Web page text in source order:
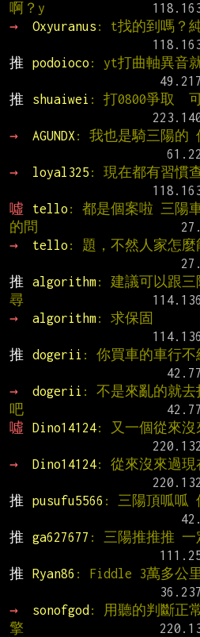
啊？y
→
Oxyuranus : t找的到嗎？
推
podoioco : yt打曲軸異音
推
shuaiwei : 打0800爭取
→
AGUNDX : 我也是騎三陽的
→
loyal325 : 現在都有習慣
噓
tello : 都是個案啦 三陽
的問
→
tello : 題，不然人家怎麼
推
algorithm: 建議可以跟三
尋
→
algorithm: 求保固
推
dogerii : 你買車的車行不
→
dogerii : 不是來亂的就去
吧
噓
Dino14124: 又一個從來沒
→
Dino14124: 從來沒來過現
推
pusufu5566 : 三陽頂呱呱
推
ga627677 : 三陽推推推 一
推
Ryan86 : Fiddle 3萬多公
→
sonofgod : 用聽的判斷正
擎